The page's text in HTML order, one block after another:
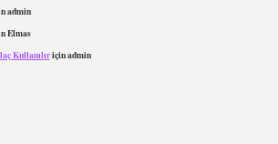
admin
Elmas
Kullanılıriçinadmin